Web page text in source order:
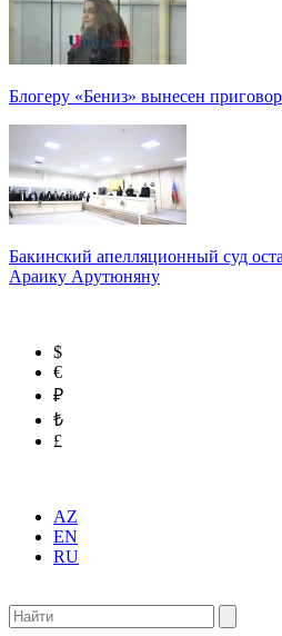
Блогеру «Бениз» вынесен приговор
Бакинский апелляционный суд
Араику Арутюняну
$
€
₽
₺
£
AZ
EN
RU